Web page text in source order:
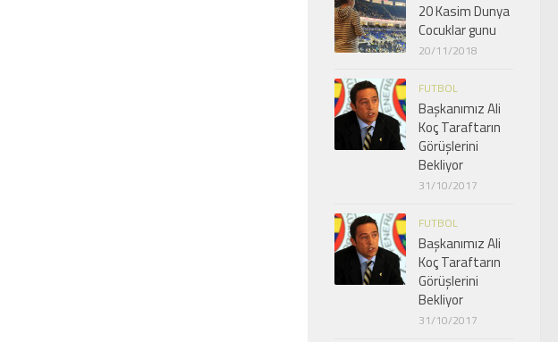
20 Kasim Dunya
Cocuklar gunu
20/11/2018
FUTBOL
Başkanımız Ali
Koç Taraftarın
Görüşlerini
Bekliyor
31/10/2017
FUTBOL
Başkanımız Ali
Koç Taraftarın
Görüşlerini
Bekliyor
31/10/2017